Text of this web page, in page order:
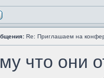
Re: Приглашаем на
что они